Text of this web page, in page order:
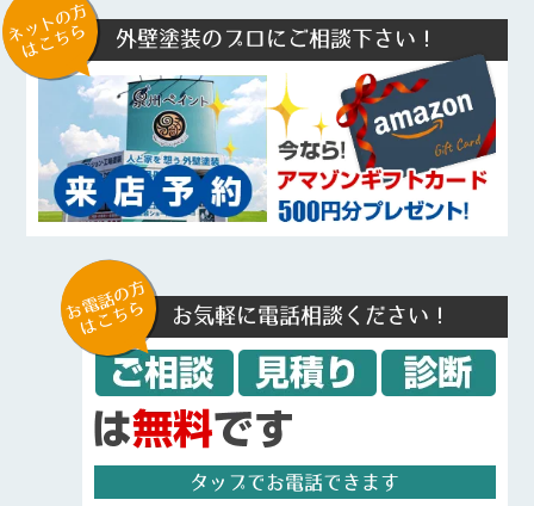
ネットの方
はこちら 外壁塗装のプロにご相談下さい！
お電話の方
はこちら お気軽に電話相談ください！
タップでお電話できます